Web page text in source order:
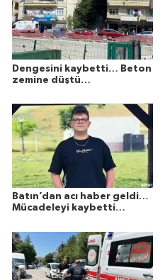
Dengesini kaybetti… Beton
zemine düştü…
Batın’dan acı haber geldi…
Mücadeleyi kaybetti…